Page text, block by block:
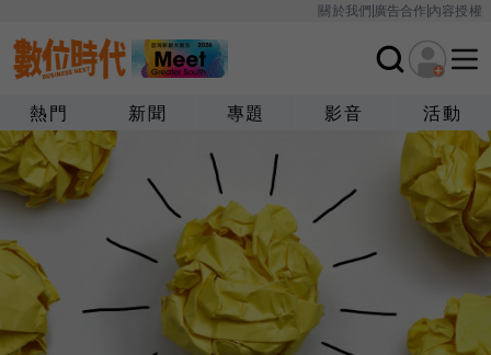
關於我們廣告合作內容授權
熱門 新聞 專題 影音 活動